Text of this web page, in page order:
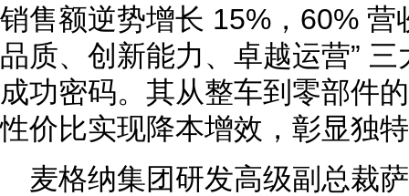
销售额逆势增长 15%，60% 营
品质、创新能力、卓越运营”
成功密码。其从整车到零部件
性价比实现降本增效，彰显独
麦格纳集团研发高级副总裁